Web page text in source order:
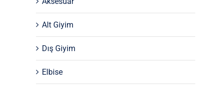
Alt Giyim
Dış Giyim
Elbise